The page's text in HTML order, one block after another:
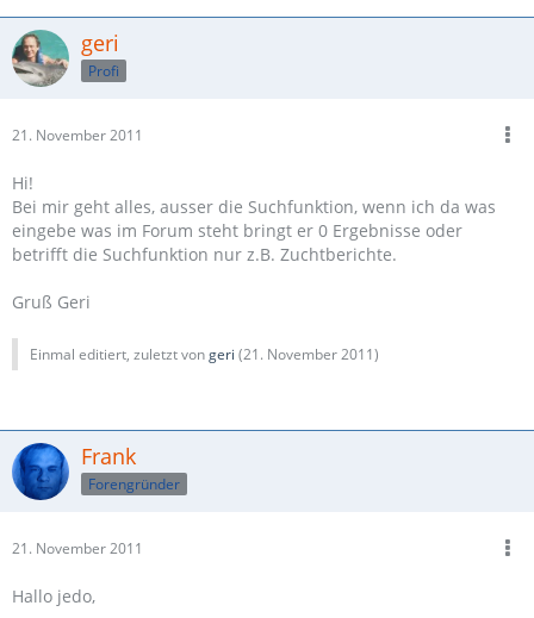
geri
Profi
21. November 2011
Hi!
Bei mir geht alles, ausser die Suchfunktion, wenn ich da was
eingebe was im Forum steht bringt er 0 Ergebnisse oder
betrifft die Suchfunktion nur z.B. Zuchtberichte.
Gruß Geri
Einmal editiert, zuletzt vongeri (21. November 2011)
Frank
Forengründer
21. November 2011
Hallo jedo,